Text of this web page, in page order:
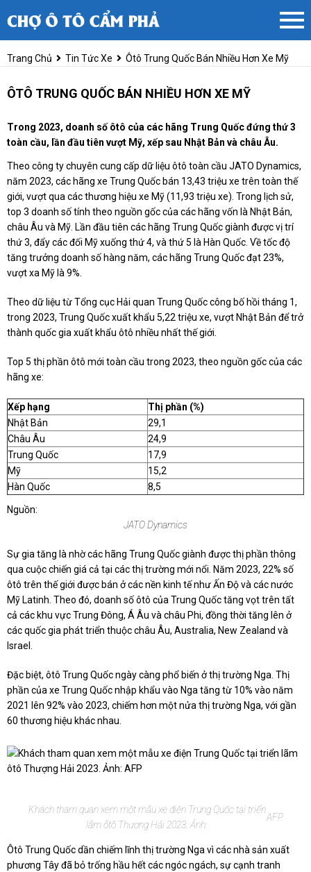
Trang Chủ Tin Tức Xe Ôtô Trung Quốc Bán Nhiều Hơn Xe Mỹ
ÔTÔ TRUNG QUỐC BÁN NHIỀU HƠN XE MỸ
Trong 2023, doanh số ôtô của các hãng Trung Quốc đứng thứ 3
toàn cầu, lần đầu tiên vượt Mỹ, xếp sau Nhật Bản và châu Âu.
Theo công ty chuyên cung cấp dữ liệu ôtô toàn cầu JATO Dynamics,
năm 2023, các hãng xe Trung Quốc bán 13,43 triệu xe trên toàn thế
giới, vượt qua các thương hiệu xe Mỹ (11,93 triệu xe). Trong lịch sử,
top 3 doanh số tính theo nguồn gốc của các hãng vốn là Nhật Bản,
châu Âu và Mỹ. Lần đầu tiên các hãng Trung Quốc giành được vị trí
thứ 3, đẩy các đối Mỹ xuống thứ 4, và thứ 5 là Hàn Quốc. Về tốc độ
tăng trưởng doanh số hàng năm, các hãng Trung Quốc đạt 23%,
vượt xa Mỹ là 9%.
Theo dữ liệu từ Tổng cục Hải quan Trung Quốc công bố hồi tháng 1,
trong 2023, Trung Quốc xuất khẩu 5,22 triệu xe, vượt Nhật Bản để trở
thành quốc gia xuất khẩu ôtô nhiều nhất thế giới.
Top 5 thị phần ôtô mới toàn cầu trong 2023, theo nguồn gốc của các
hãng xe:
Xếp hạng
Thị phần (%)
Nhật Bản
29,1
Châu Âu
24,9
Trung Quốc
17,9
Mỹ
15,2
Hàn Quốc
8,5
Nguồn:
JATO Dynamics
Sự gia tăng là nhờ các hãng Trung Quốc giành được thị phần thông
qua cuộc chiến giá cả tại các thị trường mới nổi. Năm 2023, 22% số
ôtô trên thế giới được bán ở các nền kinh tế như Ấn Độ và các nước
Mỹ Latinh. Theo đó, doanh số ôtô của Trung Quốc tăng vọt trên tất
cả các khu vực Trung Đông, Á Âu và châu Phi, đồng thời tăng lên ở
các quốc gia phát triển thuộc châu Âu, Australia, New Zealand và
Israel.
Đặc biệt, ôtô Trung Quốc ngày càng phổ biến ở thị trường Nga. Thị
phần của xe Trung Quốc nhập khẩu vào Nga tăng từ 10% vào năm
2021 lên 92% vào 2023, chiếm hơn một nửa thị trường Nga, với gần
60 thương hiệu khác nhau.
Khách tham quan xem một mẫu xe điện Trung Quốc tại triển
lãm ôtô Thượng Hải 2023. Ảnh:
AFP
Ôtô Trung Quốc dần chiếm lĩnh thị trường Nga vì các nhà sản xuất
phương Tây đã bỏ trống hầu hết các ngóc ngách, sự cạnh tranh